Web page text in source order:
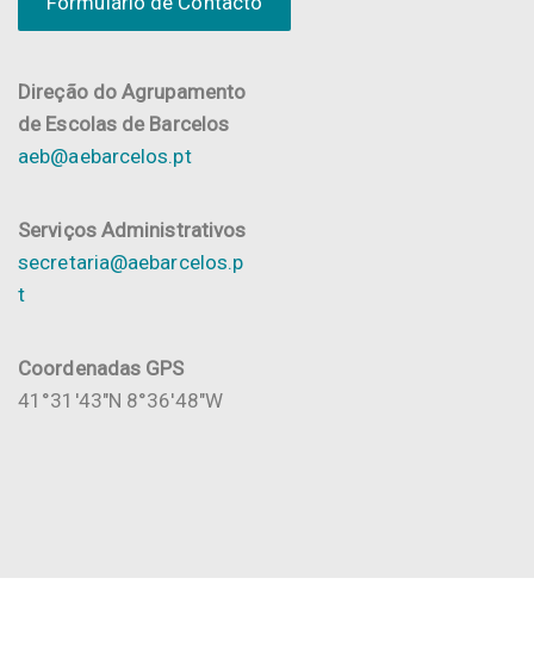
Direção do Agrupamento
de Escolas de Barcelos
aeb@aebarcelos.pt
Serviços Administrativos
secretaria@aebarcelos.p
t
Coordenadas GPS
41°31'43"N 8°36'48"W